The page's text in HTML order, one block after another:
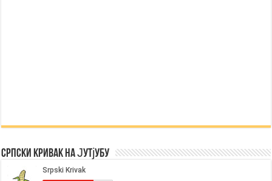
Српски Кривак на Јутјубу